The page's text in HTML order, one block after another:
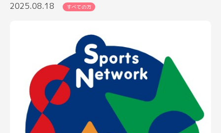
2025.08.18 すべての方